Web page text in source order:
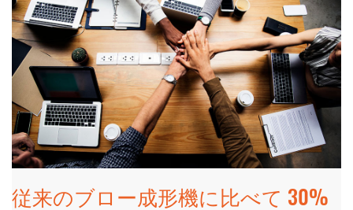
従来のブロー成形機に比べて 30%